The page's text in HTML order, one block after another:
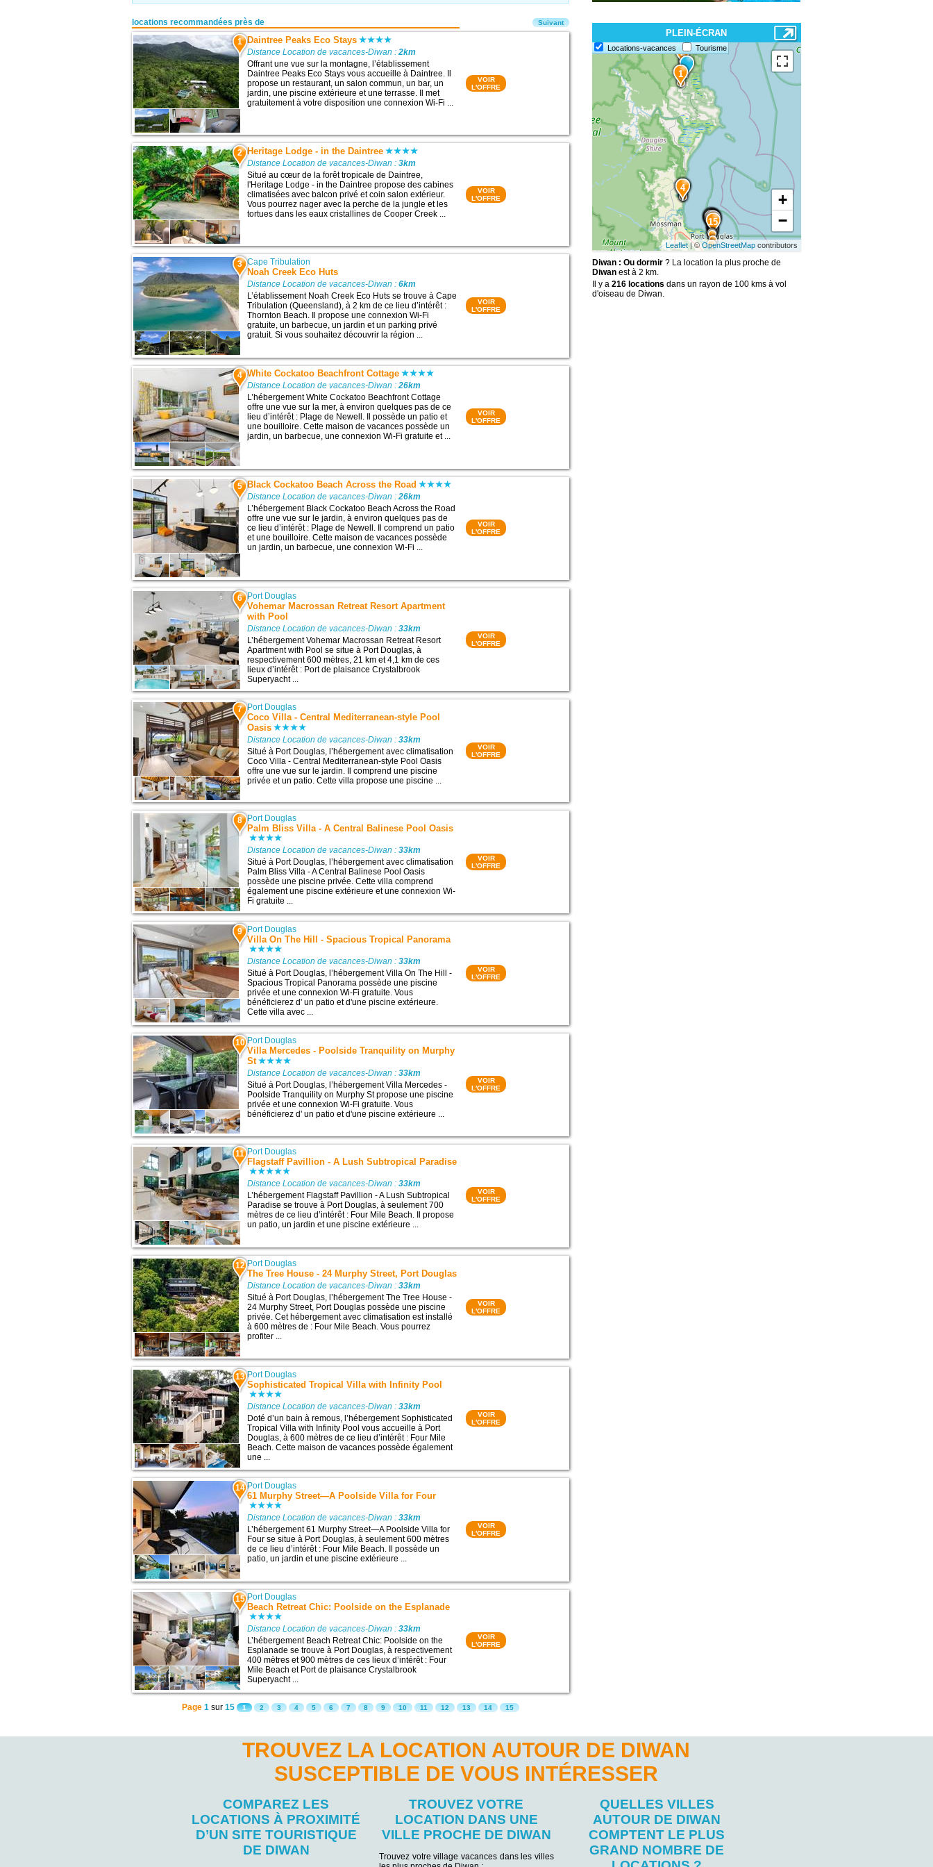
locations recommandées près de
1 Daintree Peaks Eco Stays
Distance Location de vacances-Diwan :2km
Offrant une vue sur la montagne, l’établissement
Daintree Peaks Eco Stays vous accueille à Daintree. Il
propose un restaurant, un salon commun, un bar, un
jardin, une piscine extérieure et une terrasse. Il met
gratuitement à votre disposition une connexion Wi-Fi ...
VOIR
L'OFFRE
2 Heritage Lodge - in the Daintree
Distance Location de vacances-Diwan :3km
Situé au cœur de la forêt tropicale de Daintree,
l'Heritage Lodge - in the Daintree propose des cabines
climatisées avec balcon privé et coin salon extérieur.
Vous pourrez nager avec la perche de la jungle et les
tortues dans les eaux cristallines de Cooper Creek ...
VOIR
L'OFFRE
3 Cape Tribulation
Noah Creek Eco Huts
Distance Location de vacances-Diwan :6km
L’établissement Noah Creek Eco Huts se trouve à Cape
Tribulation (Queensland), à 2 km de ce lieu d’intérêt :
Thornton Beach. Il propose une connexion Wi-Fi
gratuite, un barbecue, un jardin et un parking privé
gratuit. Si vous souhaitez découvrir la région ...
VOIR
L'OFFRE
4 White Cockatoo Beachfront Cottage
Distance Location de vacances-Diwan :26km
L’hébergement White Cockatoo Beachfront Cottage
offre une vue sur la mer, à environ quelques pas de ce
lieu d’intérêt : Plage de Newell. Il possède un patio et
une bouilloire. Cette maison de vacances possède un
jardin, un barbecue, une connexion Wi-Fi gratuite et ...
VOIR
L'OFFRE
5 Black Cockatoo Beach Across the Road
Distance Location de vacances-Diwan :26km
L’hébergement Black Cockatoo Beach Across the Road
offre une vue sur le jardin, à environ quelques pas de
ce lieu d’intérêt : Plage de Newell. Il comprend un patio
et une bouilloire. Cette maison de vacances possède
un jardin, un barbecue, une connexion Wi-Fi ...
VOIR
L'OFFRE
6 Port Douglas
Vohemar Macrossan Retreat Resort Apartment
with Pool
Distance Location de vacances-Diwan :33km
L’hébergement Vohemar Macrossan Retreat Resort
Apartment with Pool se situe à Port Douglas, à
respectivement 600 mètres, 21 km et 4,1 km de ces
lieux d’intérêt : Port de plaisance Crystalbrook
Superyacht ...
VOIR
L'OFFRE
7 Port Douglas
Coco Villa - Central Mediterranean-style Pool
Oasis
Distance Location de vacances-Diwan :33km
Situé à Port Douglas, l’hébergement avec climatisation
Coco Villa - Central Mediterranean-style Pool Oasis
offre une vue sur le jardin. Il comprend une piscine
privée et un patio. Cette villa propose une piscine ...
VOIR
L'OFFRE
8 Port Douglas
Palm Bliss Villa - A Central Balinese Pool Oasis
Distance Location de vacances-Diwan :33km
Situé à Port Douglas, l’hébergement avec climatisation
Palm Bliss Villa - A Central Balinese Pool Oasis
possède une piscine privée. Cette villa comprend
également une piscine extérieure et une connexion Wi-
Fi gratuite ...
VOIR
L'OFFRE
9 Port Douglas
Villa On The Hill - Spacious Tropical Panorama
Distance Location de vacances-Diwan :33km
Situé à Port Douglas, l’hébergement Villa On The Hill -
Spacious Tropical Panorama possède une piscine
privée et une connexion Wi-Fi gratuite. Vous
bénéficierez d' un patio et d'une piscine extérieure.
Cette villa avec ...
VOIR
L'OFFRE
10 Port Douglas
Villa Mercedes - Poolside Tranquility on Murphy
St
Distance Location de vacances-Diwan :33km
Situé à Port Douglas, l’hébergement Villa Mercedes -
Poolside Tranquility on Murphy St propose une piscine
privée et une connexion Wi-Fi gratuite. Vous
bénéficierez d' un patio et d'une piscine extérieure ...
VOIR
L'OFFRE
11 Port Douglas
Flagstaff Pavillion - A Lush Subtropical Paradise
Distance Location de vacances-Diwan :33km
L’hébergement Flagstaff Pavillion - A Lush Subtropical
Paradise se trouve à Port Douglas, à seulement 700
mètres de ce lieu d’intérêt : Four Mile Beach. Il propose
un patio, un jardin et une piscine extérieure ...
VOIR
L'OFFRE
12 Port Douglas
The Tree House - 24 Murphy Street, Port Douglas
Distance Location de vacances-Diwan :33km
Situé à Port Douglas, l’hébergement The Tree House -
24 Murphy Street, Port Douglas possède une piscine
privée. Cet hébergement avec climatisation est installé
à 600 mètres de : Four Mile Beach. Vous pourrez
profiter ...
VOIR
L'OFFRE
13 Port Douglas
Sophisticated Tropical Villa with Infinity Pool
Distance Location de vacances-Diwan :33km
Doté d’un bain à remous, l’hébergement Sophisticated
Tropical Villa with Infinity Pool vous accueille à Port
Douglas, à 600 mètres de ce lieu d’intérêt : Four Mile
Beach. Cette maison de vacances possède également
une ...
VOIR
L'OFFRE
14 Port Douglas
61 Murphy Street—A Poolside Villa for Four
Distance Location de vacances-Diwan :33km
L’hébergement 61 Murphy Street—A Poolside Villa for
Four se situe à Port Douglas, à seulement 600 mètres
de ce lieu d’intérêt : Four Mile Beach. Il possède un
patio, un jardin et une piscine extérieure ...
VOIR
L'OFFRE
15 Port Douglas
Beach Retreat Chic: Poolside on the Esplanade
Distance Location de vacances-Diwan :33km
L’hébergement Beach Retreat Chic: Poolside on the
Esplanade se trouve à Port Douglas, à respectivement
400 mètres et 900 mètres de ces lieux d’intérêt : Four
Mile Beach et Port de plaisance Crystalbrook
Superyacht ...
VOIR
L'OFFRE
Suivant
Page 1 sur 15 1 2 3 4 5 6 7 8 9 10 11 12 13 14 15
PLEIN-ÉCRAN
Locations-vacances Tourisme
15
14
13
12
11
10
9
8
7
6
5
4
3
2
1
+
−
Leaflet| ©OpenStreetMap contributors
Diwan : Ou dormir? La location la plus proche de
Diwanest à 2 km.
Il y a 216 locations dans un rayon de 100 kms à vol
d'oiseau de Diwan.
TROUVEZ LA LOCATION AUTOUR DE DIWAN
SUSCEPTIBLE DE VOUS INTÉRESSER
COMPAREZ LES
LOCATIONS À PROXIMITÉ
D’UN SITE TOURISTIQUE
DE DIWAN
TROUVEZ VOTRE
LOCATION DANS UNE
VILLE PROCHE DE DIWAN
Trouvez votre village vacances dans les villes
QUELLES VILLES
AUTOUR DE DIWAN
COMPTENT LE PLUS
GRAND NOMBRE DE